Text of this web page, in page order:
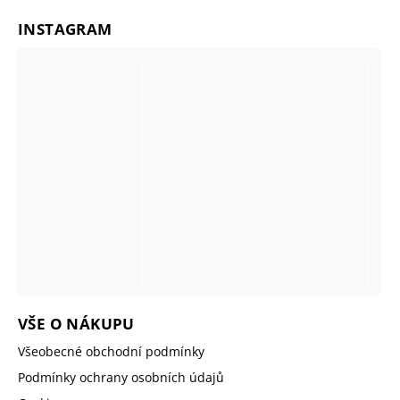
INSTAGRAM
VŠE O NÁKUPU
Všeobecné obchodní podmínky
Podmínky ochrany osobních údajů